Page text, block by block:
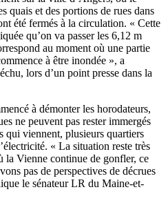
quais et des portions de rues dans
été fermés à la circulation. « Cette
qu’on va passer les 6,12 m
au moment où une partie
à être inondée », a
lors d’un point presse dans la
à démonter les horodateurs,
ne peuvent pas rester immergés
qui viennent, plusieurs quartiers
« La situation reste très
la Vienne continue de gonfler, ce
pas de perspectives de décrues
le sénateur LR du Maine-et-